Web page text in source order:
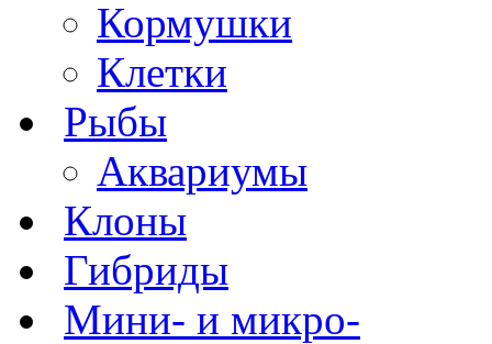
Кормушки
Клетки
Рыбы
Аквариумы
Клоны
Гибриды
Мини- и микро-